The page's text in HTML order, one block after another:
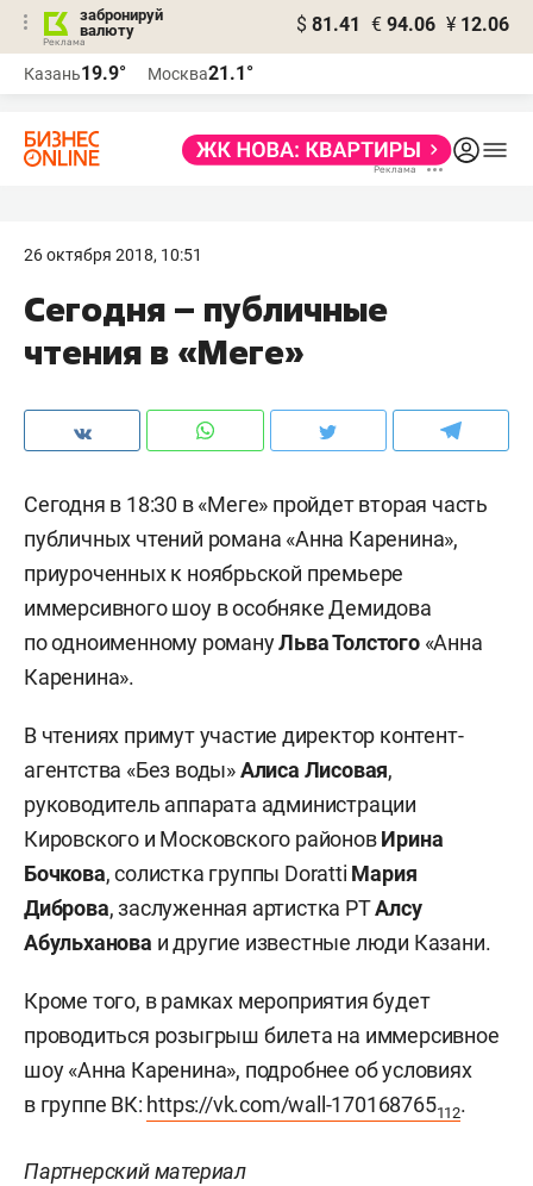
забронируй
валюту
$ 81.41 € 94.06 ¥ 12.06
Казань19.9° Москва21.1°
26 октября 2018, 10:51
Сегодня – публичные
чтения в «Меге»
Сегодня в 18:30 в «Меге» пройдет вторая часть
публичных чтений романа «Анна Каренина»,
приуроченных к ноябрьской премьере
иммерсивного шоу в особняке Демидова
по одноименному романуЛьва Толстого«Анна
Каренина».
В чтениях примут участие ди⁠ректор контент-
агентства «Без воды»Алиса Лисовая,
руководитель аппарата администрации
Кировского и Московского районовИрина
Бочкова, солистка группы Doratti Мария
Диброва, заслуженная артистка РТАлсу
Абульханова и другие известные люди Казани.
Кроме того, в рамках мероприятия будет
проводиться розыгрыш билета на иммерсивное
шоу «Анна Каренина», подробнее об условиях
в группе ВК: https://vk.com/wall-170168765112.
Партнерский материал